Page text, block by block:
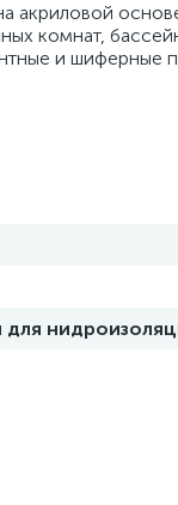
акриловой
комнат,
и шиферные
для